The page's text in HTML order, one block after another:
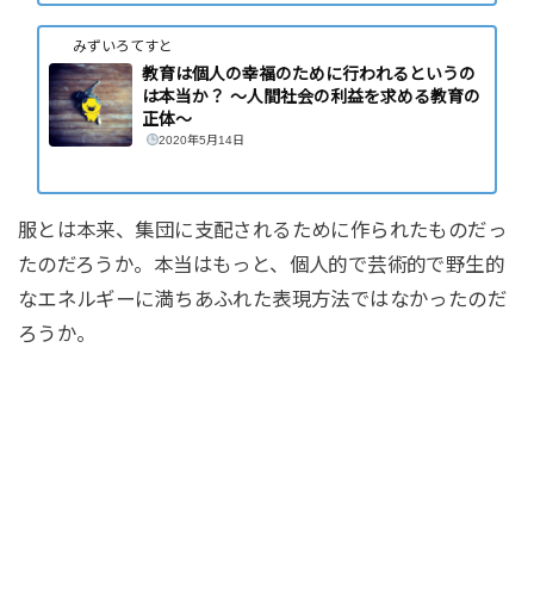
みずいろてすと
教育は個人の幸福のために行われるというの
は本当か？ 〜人間社会の利益を求める教育の
正体〜
2020年5月14日
服とは本来、集団に支配されるために作られたものだっ
たのだろうか。本当はもっと、個人的で芸術的で野生的
なエネルギーに満ちあふれた表現方法ではなかったのだ
ろうか。